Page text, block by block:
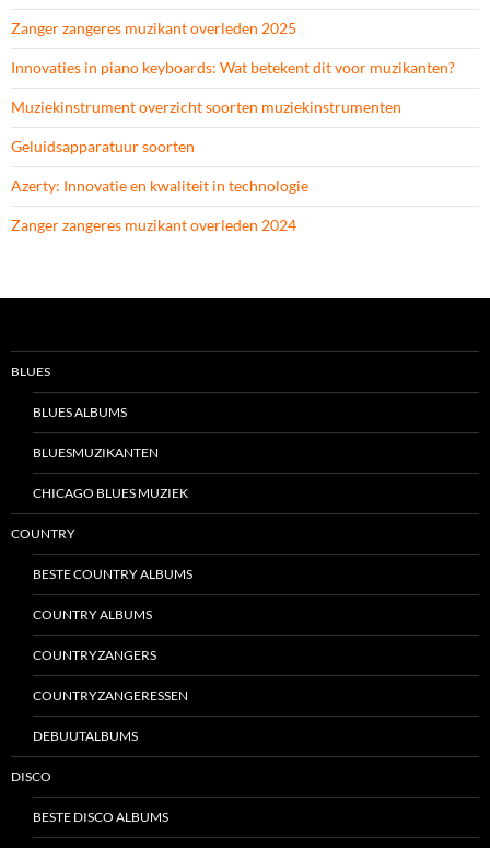
Zanger zangeres muzikant overleden 2025
Innovaties in piano keyboards: Wat betekent dit voor muzikanten?
Muziekinstrument overzicht soorten muziekinstrumenten
Geluidsapparatuur soorten
Azerty: Innovatie en kwaliteit in technologie
Zanger zangeres muzikant overleden 2024
BLUES
BLUES ALBUMS
BLUESMUZIKANTEN
CHICAGO BLUES MUZIEK
COUNTRY
BESTE COUNTRY ALBUMS
COUNTRY ALBUMS
COUNTRYZANGERS
COUNTRYZANGERESSEN
DEBUUTALBUMS
DISCO
BESTE DISCO ALBUMS